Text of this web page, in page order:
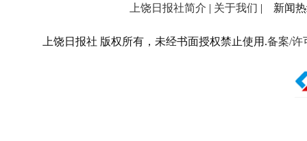
上饶日报社简介 | 关于我们 | 新闻热
上饶日报社 版权所有，未经书面授权禁止使用.备案/许